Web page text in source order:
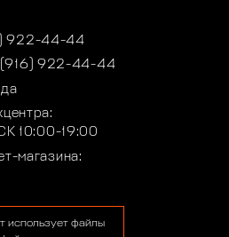
922-44-44
(916) 922-44-44
10:00-19:00
магазина:
использует файлы